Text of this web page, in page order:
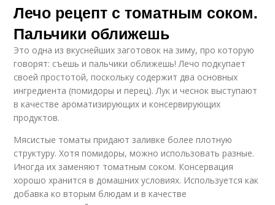
Лечо рецепт с томатным соком.
Пальчики оближешь
Это одна из вкуснейших заготовок на зиму, про которую
говорят: съешь и пальчики оближешь! Лечо подкупает
своей простотой, поскольку содержит два основных
ингредиента (помидоры и перец). Лук и чеснок выступают
в качестве ароматизирующих и консервирующих
продуктов.
Мясистые томаты придают заливке более плотную
структуру. Хотя помидоры, можно использовать разные.
Иногда их заменяют томатным соком. Консервация
хорошо хранится в домашних условиях. Используется как
добавка ко вторым блюдам и в качестве